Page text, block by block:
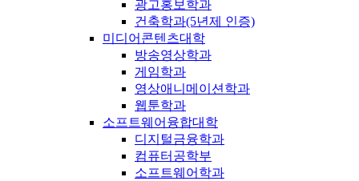
광고홍보학과
건축학과(5년제 인증)
미디어콘텐츠대학
방송영상학과
게임학과
영상애니메이션학과
웹툰학과
소프트웨어융합대학
디지털금융학과
컴퓨터공학부
소프트웨어학과